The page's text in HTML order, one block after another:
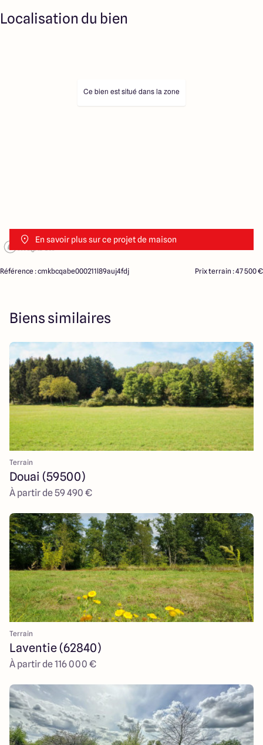
Localisation du bien
En savoir plus sur ce projet de maison
Ce bien est situé dans la zone
Référence : cmkbcqabe000211l89auj4fdj Prix terrain : 47 500 €
Biens similaires
Terrain
Douai (59500)
À partir de 59 490 €
Terrain
Laventie (62840)
À partir de 116 000 €